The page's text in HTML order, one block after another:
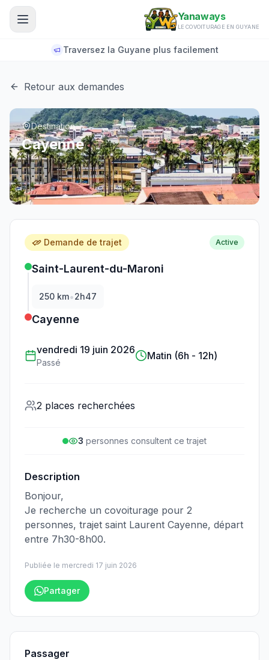
Aller au contenu principal
Yanaways
LE COVOITURAGE EN GUYANE
Traversez la Guyane plus facilement
Retour aux demandes
Destination
Cayenne
Demande de trajet Active
Saint-Laurent-du-Maroni
250 km•2h47
Cayenne
vendredi 19 juin 2026
Passé
Matin (6h - 12h)
2 places recherchées
3 personnes consultent ce trajet
Description
Bonjour,
Je recherche un covoiturage pour 2
personnes, trajet saint Laurent Cayenne, départ
entre 7h30-8h00.
Publiée le mercredi 17 juin 2026
Partager
Passager